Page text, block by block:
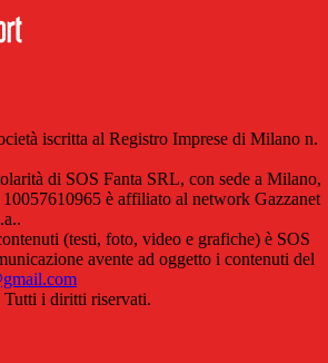
iscritta al Registro Imprese di Milano n.
di SOS Fanta SRL, con sede a Milano,
è affiliato al network Gazzanet
(testi, foto, video e grafiche) è SOS
avente ad oggetto i contenuti del
i diritti riservati.